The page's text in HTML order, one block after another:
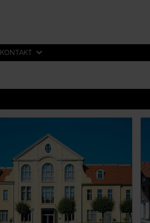
KONTAKT